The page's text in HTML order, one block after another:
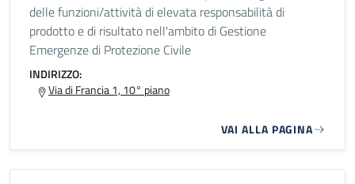
delle funzioni/attività di elevata responsabilità di
prodotto e di risultato nell'ambito di Gestione
Emergenze di Protezione Civile
INDIRIZZO:
Via di Francia 1, 10° piano
VAI ALLA PAGINA